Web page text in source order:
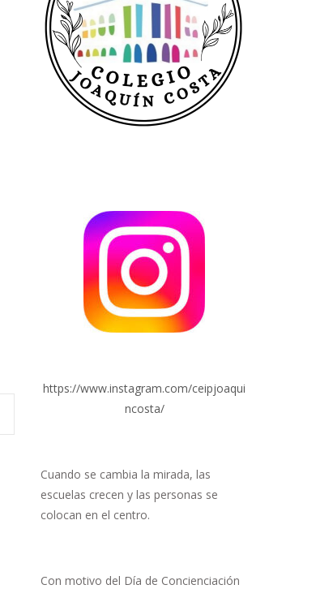
https://www.instagram.com/ceipjoaqui
ncosta/
Cuando se cambia la mirada, las
escuelas crecen y las personas se
colocan en el centro.
Con motivo del Día de Concienciación